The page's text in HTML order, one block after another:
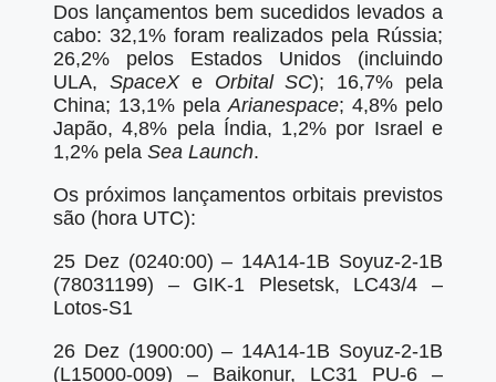
Dos lançamentos bem sucedidos levados a
cabo: 32,1% foram realizados pela Rússia;
26,2% pelos Estados Unidos (incluindo
ULA, SpaceXe Orbital SC); 16,7% pela
China; 13,1% pelaArianespace; 4,8% pelo
Japão, 4,8% pela Índia, 1,2% por Israel e
1,2% pela Sea Launch.
Os próximos lançamentos orbitais previstos
são (hora UTC):
25 Dez (0240:00) – 14A14-1B Soyuz-2-1B
(78031199) – GIK-1 Plesetsk, LC43/4 –
Lotos-S1
26 Dez (1900:00) – 14A14-1B Soyuz-2-1B
(L15000-009) – Baikonur, LC31 PU-6 –